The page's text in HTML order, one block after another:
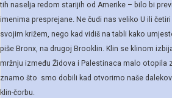
tih naselja redom starijih od Amerike – bilo bi
imenima presprejane. Ne čudi nas veliko U ili
svojim križem, nego kad vidiš na tabli kako
piše Bronx, na drugoj Brooklin. Klin se klinom
mržnju između Židova i Palestinaca malo otopila
znamo što smo dobili kad otvorimo naše
klin-čorbu.